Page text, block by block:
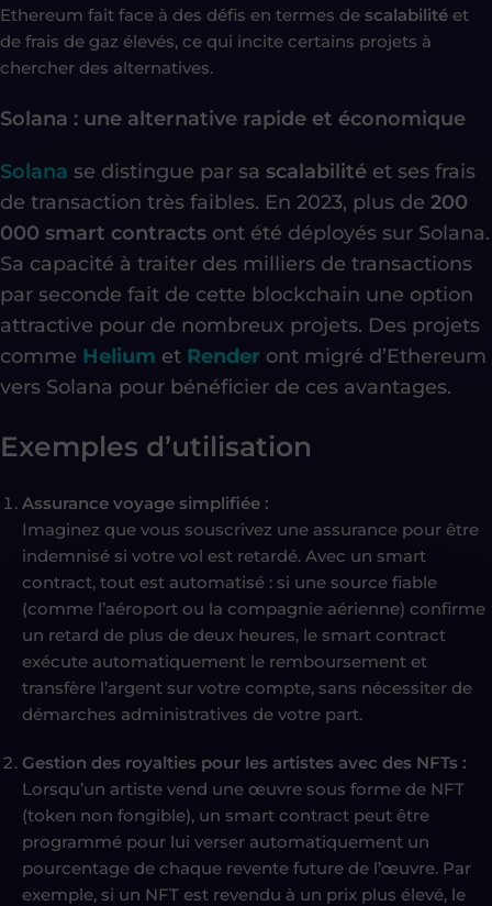
Ethereum fait face à des défis en termes de scalabilité et
de frais de gaz élevés, ce qui incite certains projets à
chercher des alternatives.
Solana : une alternative rapide et économique
Solana se distingue par sa scalabilité et ses frais
de transaction très faibles. En 2023, plus de 200
000 smart contracts ont été déployés sur Solana.
Sa capacité à traiter des milliers de transactions
par seconde fait de cette blockchain une option
attractive pour de nombreux projets. Des projets
comme Helium et Render ont migré d’Ethereum
vers Solana pour bénéficier de ces avantages.
Exemples d’utilisation
Assurance voyage simplifiée :
Imaginez que vous souscrivez une assurance pour être
indemnisé si votre vol est retardé. Avec un smart
contract, tout est automatisé : si une source fiable
(comme l’aéroport ou la compagnie aérienne) confirme
un retard de plus de deux heures, le smart contract
exécute automatiquement le remboursement et
transfère l’argent sur votre compte, sans nécessiter de
démarches administratives de votre part.
Gestion des royalties pour les artistes avec des NFTs :
Lorsqu’un artiste vend une œuvre sous forme de NFT
(token non fongible), un smart contract peut être
programmé pour lui verser automatiquement un
pourcentage de chaque revente future de l’œuvre. Par
exemple, si un NFT est revendu à un prix plus élevé, le